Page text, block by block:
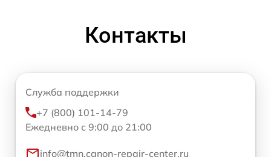
Контакты
Служба поддержки
+7 (800) 101-14-79
Ежедневно с 9:00 до 21:00
info@tmn.canon-repair-center.ru